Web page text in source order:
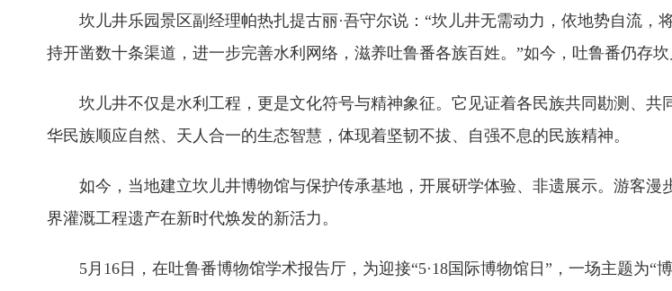
坎儿井乐园景区副经理帕热扎提古丽·吾守尔说：“坎儿井无需动力，依地势自流
持开凿数十条渠道，进一步完善水利网络，滋养吐鲁番各族百姓。”如今，吐鲁番仍存
坎儿井不仅是水利工程，更是文化符号与精神象征。它见证着各民族共同勘测、
华民族顺应自然、天人合一的生态智慧，体现着坚韧不拔、自强不息的民族精神。
如今，当地建立坎儿井博物馆与保护传承基地，开展研学体验、非遗展示。游客
界灌溉工程遗产在新时代焕发的新活力。
5月16日，在吐鲁番博物馆学术报告厅，为迎接“5·18国际博物馆日”，一场主题为